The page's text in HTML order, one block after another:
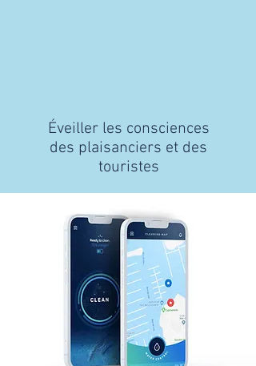
Éveiller les consciences
des plaisanciers et des
touristes